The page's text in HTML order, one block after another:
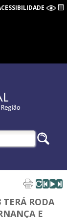
RODA
E